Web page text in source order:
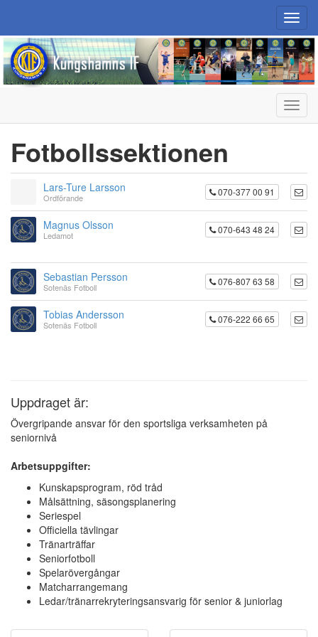
Fotbollssektionen
Lars-Ture Larsson
Ordförande 070-377 00 91
Magnus Olsson
Ledamot 070-643 48 24
Sebastian Persson
Sotenäs Fotboll 076-807 63 58
Tobias Andersson
Sotenäs Fotboll 076-222 66 65
Uppdraget är:
Övergripande ansvar för den sportsliga verksamheten på
seniornivå
Arbetsuppgifter:
Kunskapsprogram, röd tråd
Målsättning, säsongsplanering
Seriespel
Officiella tävlingar
Tränarträffar
Seniorfotboll
Spelarövergångar
Matcharrangemang
Ledar/tränarrekryteringsansvarig för senior & juniorlag